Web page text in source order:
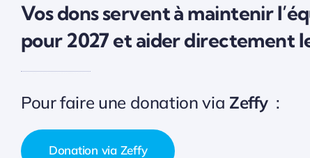
Vos dons servent à maintenir
pour 2027 et aider directement
Pour faire une donation via Zeffy :
Donation via Zeffy